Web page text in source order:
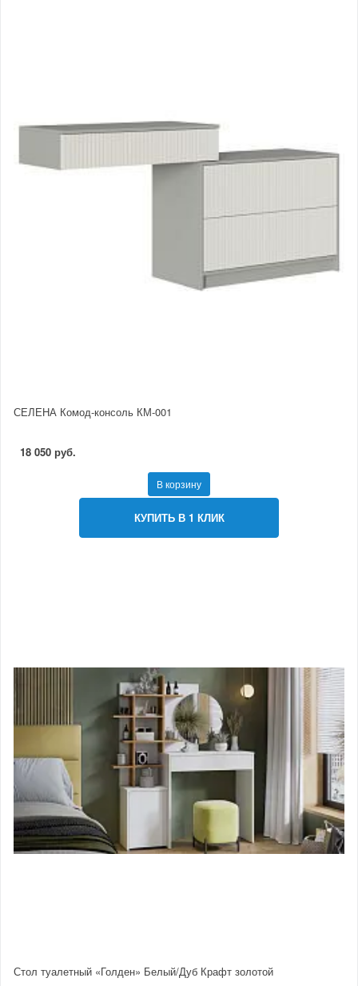
СЕЛЕНА Комод-консоль КМ-001
18 050 руб.
В корзину
КУПИТЬ В 1 КЛИК
Стол туалетный «Голден» Белый/Дуб Крафт золотой